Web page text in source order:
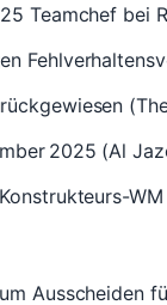
Teamchef bei
2025 (Al
Ausscheiden